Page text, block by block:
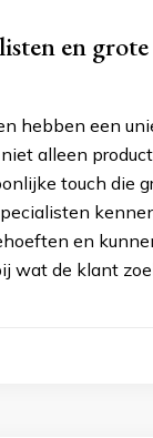
en
hebben een
alleen
touch die
en
wat de klant